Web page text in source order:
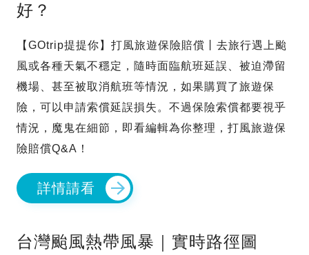
好？
【GOtrip提提你】打風旅遊保險賠償丨去旅行遇上颱
風或各種天氣不穩定，隨時面臨航班延誤、被迫滯留
機場、甚至被取消航班等情況，如果購買了旅遊保
險，可以申請索償延誤損失。不過保險索償都要視乎
情況，魔鬼在細節，即看編輯為你整理，打風旅遊保
險賠償Q&A！
詳情請看
台灣颱風熱帶風暴｜實時路徑圖